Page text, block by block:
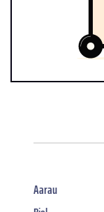
Aarau